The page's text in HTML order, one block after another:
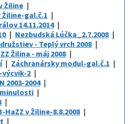
Žiline
Žiline-gal.č.1
14.11.2014
Nezbudská Lúčka_2.7.2008
- Teplý vrch 2008
Žilina - máj 2008
Záchranársky modul-gal.č.1
2
2003-2004
HaZZ v Žiline-8.8.2008